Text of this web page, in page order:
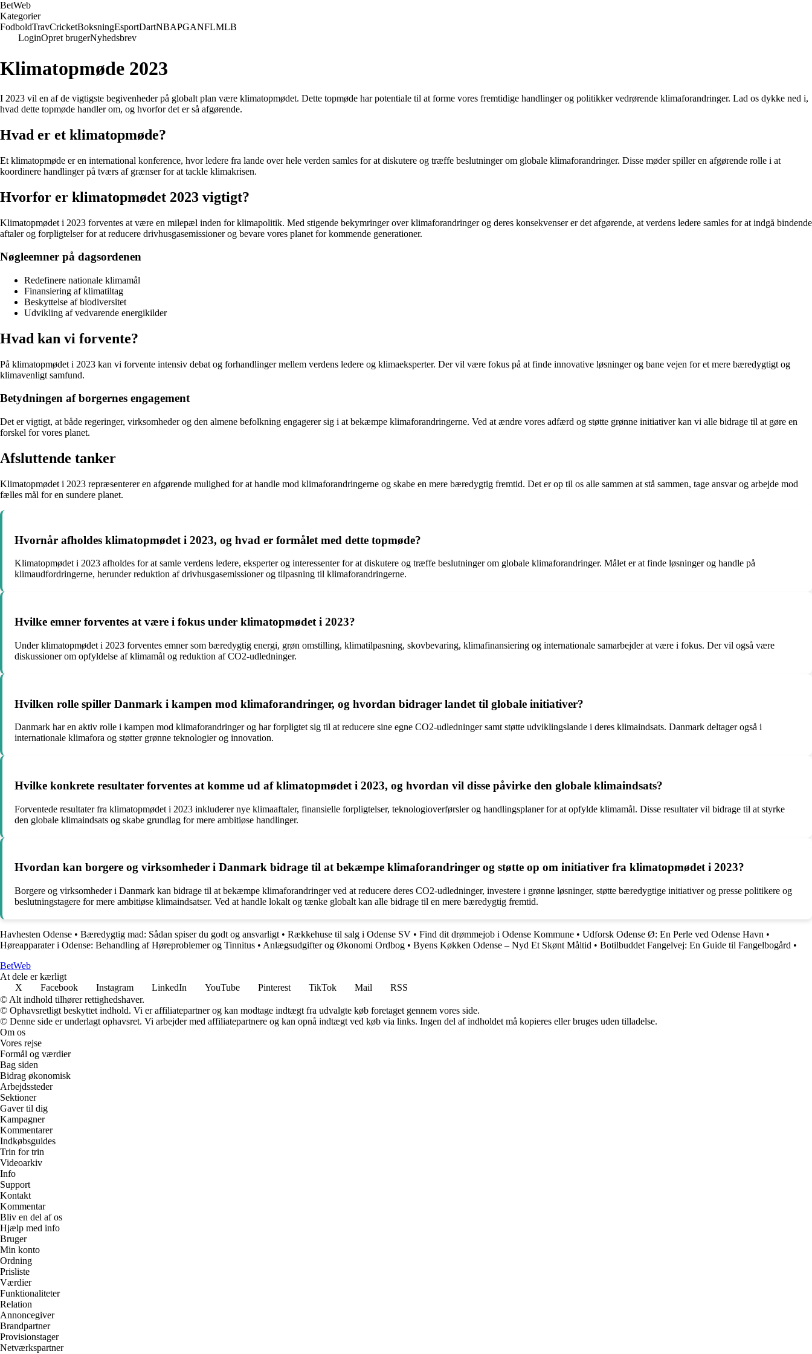
BetWeb
Kategorier
FodboldTravCricketBoksningEsportDartNBAPGANFLMLB
LoginOpret brugerNyhedsbrev
Klimatopmøde 2023
I 2023 vil en af de vigtigste begivenheder på globalt plan være klimatopmødet. Dette topmøde har potentiale til at forme vores fremtidige handlinger og politikker vedrørende klimaforandringer. Lad os dykke ned i,
hvad dette topmøde handler om, og hvorfor det er så afgørende.
Hvad er et klimatopmøde?
Et klimatopmøde er en international konference, hvor ledere fra lande over hele verden samles for at diskutere og træffe beslutninger om globale klimaforandringer. Disse møder spiller en afgørende rolle i at
koordinere handlinger på tværs af grænser for at tackle klimakrisen.
Hvorfor er klimatopmødet 2023 vigtigt?
Klimatopmødet i 2023 forventes at være en milepæl inden for klimapolitik. Med stigende bekymringer over klimaforandringer og deres konsekvenser er det afgørende, at verdens ledere samles for at indgå bindende
aftaler og forpligtelser for at reducere drivhusgasemissioner og bevare vores planet for kommende generationer.
Nøgleemner på dagsordenen
Redefinere nationale klimamål
Finansiering af klimatiltag
Beskyttelse af biodiversitet
Udvikling af vedvarende energikilder
Hvad kan vi forvente?
På klimatopmødet i 2023 kan vi forvente intensiv debat og forhandlinger mellem verdens ledere og klimaeksperter. Der vil være fokus på at finde innovative løsninger og bane vejen for et mere bæredygtigt og
klimavenligt samfund.
Betydningen af borgernes engagement
Det er vigtigt, at både regeringer, virksomheder og den almene befolkning engagerer sig i at bekæmpe klimaforandringerne. Ved at ændre vores adfærd og støtte grønne initiativer kan vi alle bidrage til at gøre en
forskel for vores planet.
Afsluttende tanker
Klimatopmødet i 2023 repræsenterer en afgørende mulighed for at handle mod klimaforandringerne og skabe en mere bæredygtig fremtid. Det er op til os alle sammen at stå sammen, tage ansvar og arbejde mod
fælles mål for en sundere planet.
Hvornår afholdes klimatopmødet i 2023, og hvad er formålet med dette topmøde?
Klimatopmødet i 2023 afholdes for at samle verdens ledere, eksperter og interessenter for at diskutere og træffe beslutninger om globale klimaforandringer. Målet er at finde løsninger og handle på
klimaudfordringerne, herunder reduktion af drivhusgasemissioner og tilpasning til klimaforandringerne.
Hvilke emner forventes at være i fokus under klimatopmødet i 2023?
Under klimatopmødet i 2023 forventes emner som bæredygtig energi, grøn omstilling, klimatilpasning, skovbevaring, klimafinansiering og internationale samarbejder at være i fokus. Der vil også være
diskussioner om opfyldelse af klimamål og reduktion af CO2-udledninger.
Hvilken rolle spiller Danmark i kampen mod klimaforandringer, og hvordan bidrager landet til globale initiativer?
Danmark har en aktiv rolle i kampen mod klimaforandringer og har forpligtet sig til at reducere sine egne CO2-udledninger samt støtte udviklingslande i deres klimaindsats. Danmark deltager også i
internationale klimafora og støtter grønne teknologier og innovation.
Hvilke konkrete resultater forventes at komme ud af klimatopmødet i 2023, og hvordan vil disse påvirke den globale klimaindsats?
Forventede resultater fra klimatopmødet i 2023 inkluderer nye klimaaftaler, finansielle forpligtelser, teknologioverførsler og handlingsplaner for at opfylde klimamål. Disse resultater vil bidrage til at styrke
den globale klimaindsats og skabe grundlag for mere ambitiøse handlinger.
Hvordan kan borgere og virksomheder i Danmark bidrage til at bekæmpe klimaforandringer og støtte op om initiativer fra klimatopmødet i 2023?
Borgere og virksomheder i Danmark kan bidrage til at bekæmpe klimaforandringer ved at reducere deres CO2-udledninger, investere i grønne løsninger, støtte bæredygtige initiativer og presse politikere og
beslutningstagere for mere ambitiøse klimaindsatser. Ved at handle lokalt og tænke globalt kan alle bidrage til en mere bæredygtig fremtid.
Havhesten Odense • Bæredygtig mad: Sådan spiser du godt og ansvarligt • Rækkehuse til salg i Odense SV • Find dit drømmejob i Odense Kommune • Udforsk Odense Ø: En Perle ved Odense Havn •
Høreapparater i Odense: Behandling af Høreproblemer og Tinnitus • Anlægsudgifter og Økonomi Ordbog • Byens Køkken Odense – Nyd Et Skønt Måltid • Botilbuddet Fangelvej: En Guide til Fangelbogård •
BetWeb
At dele er kærligt
X
Facebook Instagram LinkedIn YouTube Pinterest TikTok Mail
RSS
© Alt indhold tilhører rettighedshaver.
© Ophavsretligt beskyttet indhold. Vi er affiliatepartner og kan modtage indtægt fra udvalgte køb foretaget gennem vores side.
© Denne side er underlagt ophavsret. Vi arbejder med affiliatepartnere og kan opnå indtægt ved køb via links. Ingen del af indholdet må kopieres eller bruges uden tilladelse.
Om os
Vores rejse
Formål og værdier
Bag siden
Bidrag økonomisk
Arbejdssteder
Sektioner
Gaver til dig
Kampagner
Kommentarer
Indkøbsguides
Trin for trin
Videoarkiv
Info
Support
Kontakt
Kommentar
Bliv en del af os
Hjælp med info
Bruger
Min konto
Ordning
Prisliste
Værdier
Funktionaliteter
Relation
Annoncegiver
Brandpartner
Provisionstager
Netværkspartner